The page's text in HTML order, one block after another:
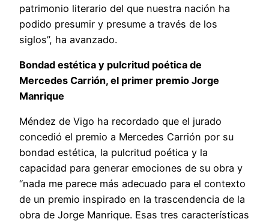
patrimonio literario del que nuestra nación ha
podido presumir y presume a través de los
siglos”, ha avanzado.
Bondad estética y pulcritud poética de
Mercedes Carrión, el primer premio Jorge
Manrique
Méndez de Vigo ha recordado que el jurado
concedió el premio a Mercedes Carrión por su
bondad estética, la pulcritud poética y la
capacidad para generar emociones de su obra y
“nada me parece más adecuado para el contexto
de un premio inspirado en la trascendencia de la
obra de Jorge Manrique. Esas tres características